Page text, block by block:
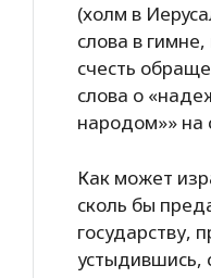
(холм в
слова в
счесть
слова о
народом»» на
Как может
сколь бы
государству,
устыдившись,